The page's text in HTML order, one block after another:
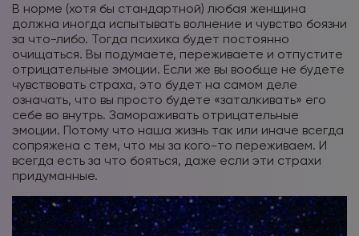
В норме (хотя бы стандартной) любая женщина
должна иногда испытывать волнение и чувство боязни
за что-либо. Тогда психика будет постоянно
очищаться. Вы подумаете, переживаете и отпустите
отрицательные эмоции. Если же вы вообще не будете
чувствовать страха, это будет на самом деле
означать, что вы просто будете «заталкивать» его
себе во внутрь. Замораживать отрицательные
эмоции. Потому что наша жизнь так или иначе всегда
сопряжена с тем, что мы за кого-то переживаем. И
всегда есть за что бояться, даже если эти страхи
придуманные.